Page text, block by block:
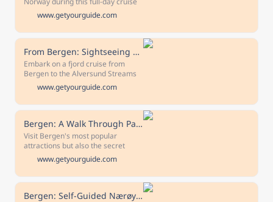
from Bergen to Flam. Pass through
coastal villages, sail through the
Sognefjord, and make stops along
the way for free time.
www.getyourguide.com
From Bergen: Sightseeing Fjord Cruise to Alversund Strait
Embark on a fjord cruise from
Bergen to the Alversund Streams
with this group tour. Experience the
magnificent and varied fjord
landscapes in the Nordhordland
region.
www.getyourguide.com
Bergen: A Walk Through Past and Present
Visit Bergen's most popular
attractions but also the secret
spots only locals know about on
this guided group walk through the
past and present.
www.getyourguide.com
Bergen: Self-Guided Nærøyfjord Cruise and Flåm Railway Tour